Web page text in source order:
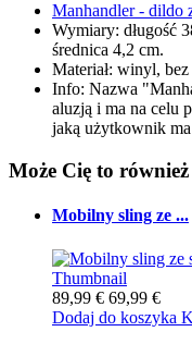
Manhandler - dildo
Wymiary: długość
średnica 4,2 cm.
Materiał: winyl,
Info: Nazwa
aluzją i ma na celu
jaką użytkownik ma
Może Cię to
Mobilny sling ze ...
89,99 € 69,99 €
Dodaj do koszyka